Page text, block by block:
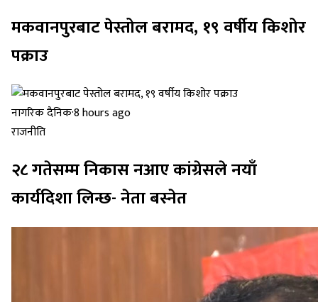
मकवानपुरबाट पेस्तोल बरामद, १९ वर्षीय किशोर
पक्राउ
नागरिक दैनिक·8 hours ago
राजनीति
२८ गतेसम्म निकास नआए कांग्रेसले नयाँ
कार्यदिशा लिन्छ- नेता बस्नेत